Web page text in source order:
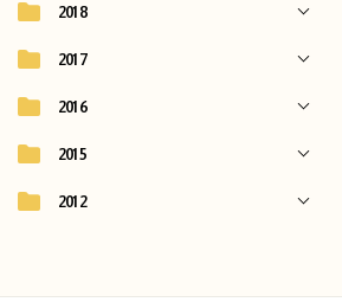
2018
2017
2016
2015
2012